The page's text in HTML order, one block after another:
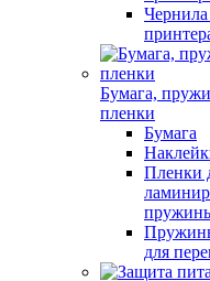
Чернила
Бумага,
пленки
Бумага
Пленки
для